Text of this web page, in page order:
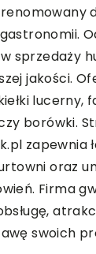
sprzedaży
jakości.
lucerny,
borówki.
zapewnia
oraz
Firma
swoich